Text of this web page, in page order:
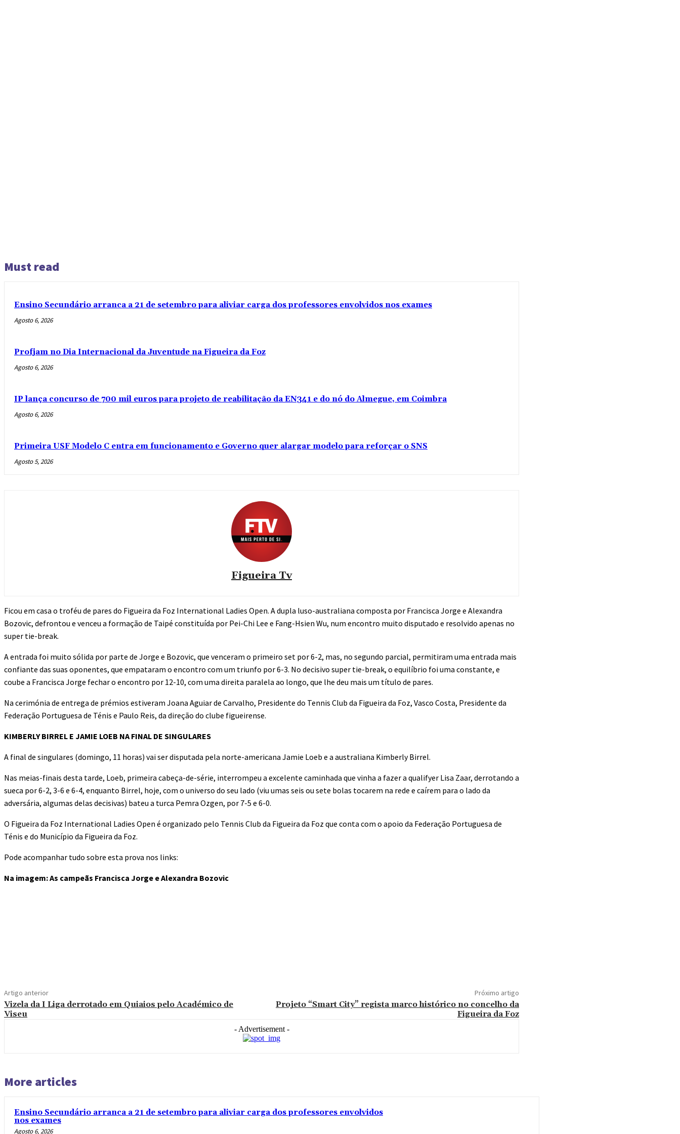
Must read
Ensino Secundário arranca a 21 de setembro para aliviar carga dos professores envolvidos nos exames
Agosto 6, 2026
Profjam no Dia Internacional da Juventude na Figueira da Foz
Agosto 6, 2026
IP lança concurso de 700 mil euros para projeto de reabilitação da EN341 e do nó do Almegue, em Coimbra
Agosto 6, 2026
Primeira USF Modelo C entra em funcionamento e Governo quer alargar modelo para reforçar o SNS
Agosto 5, 2026
Figueira Tv
Ficou em casa o troféu de pares do Figueira da Foz International Ladies Open. A dupla luso-australiana composta por Francisca Jorge e Alexandra
Bozovic, defrontou e venceu a formação de Taipé constituída por Pei-Chi Lee e Fang-Hsien Wu, num encontro muito disputado e resolvido apenas no
super tie-break.
A entrada foi muito sólida por parte de Jorge e Bozovic, que venceram o primeiro set por 6-2, mas, no segundo parcial, permitiram uma entrada mais
confiante das suas oponentes, que empataram o encontro com um triunfo por 6-3. No decisivo super tie-break, o equilíbrio foi uma constante, e
coube a Francisca Jorge fechar o encontro por 12-10, com uma direita paralela ao longo, que lhe deu mais um título de pares.
Na cerimónia de entrega de prémios estiveram Joana Aguiar de Carvalho, Presidente do Tennis Club da Figueira da Foz, Vasco Costa, Presidente da
Federação Portuguesa de Ténis e Paulo Reis, da direção do clube figueirense.
KIMBERLY BIRREL E JAMIE LOEB NA FINAL DE SINGULARES
A final de singulares (domingo, 11 horas) vai ser disputada pela norte-americana Jamie Loeb e a australiana Kimberly Birrel.
Nas meias-finais desta tarde, Loeb, primeira cabeça-de-série, interrompeu a excelente caminhada que vinha a fazer a qualifyer Lisa Zaar, derrotando a
sueca por 6-2, 3-6 e 6-4, enquanto Birrel, hoje, com o universo do seu lado (viu umas seis ou sete bolas tocarem na rede e caírem para o lado da
adversária, algumas delas decisivas) bateu a turca Pemra Ozgen, por 7-5 e 6-0.
O Figueira da Foz International Ladies Open é organizado pelo Tennis Club da Figueira da Foz que conta com o apoio da Federação Portuguesa de
Ténis e do Município da Figueira da Foz.
Pode acompanhar tudo sobre esta prova nos links:
Na imagem: As campeãs Francisca Jorge e Alexandra Bozovic
Artigo anterior
Vizela da I Liga derrotado em Quiaios pelo Académico de
Viseu
Próximo artigo
Projeto “Smart City” regista marco histórico no concelho da
Figueira da Foz
- Advertisement -
More articles
Ensino Secundário arranca a 21 de setembro para aliviar carga dos professores envolvidos
nos exames
Agosto 6, 2026